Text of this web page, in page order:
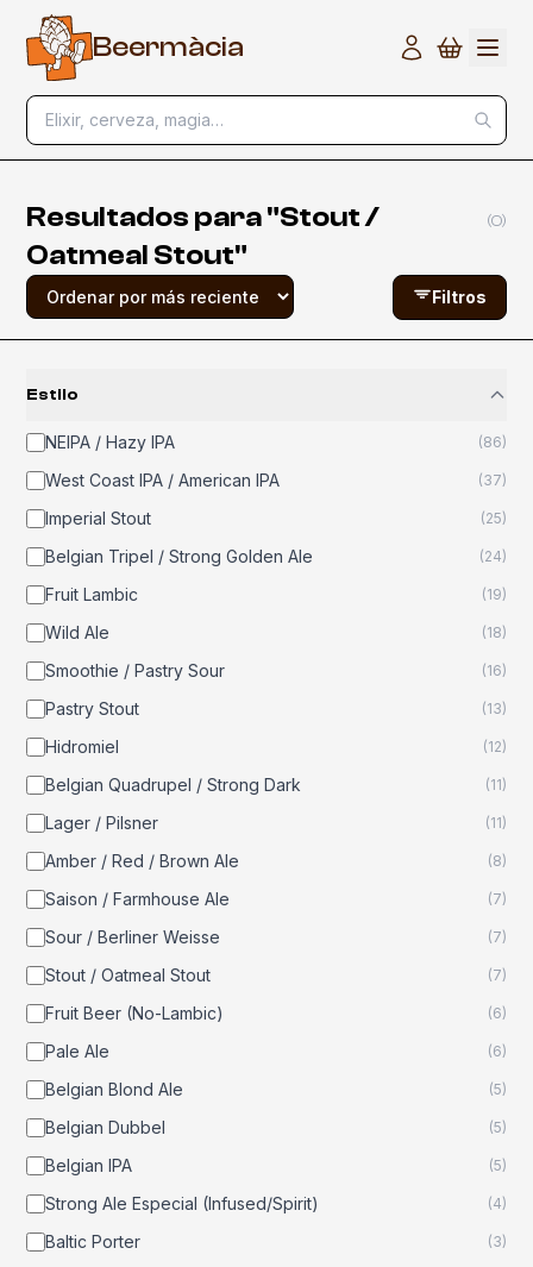
Beermàcia
Elixir, cerveza, magia…
Resultados para "Stout /
Oatmeal Stout"
(0)
Filtros
Estilo
NEIPA / Hazy IPA (86)
West Coast IPA / American IPA (37)
Imperial Stout (25)
Belgian Tripel / Strong Golden Ale (24)
Fruit Lambic (19)
Wild Ale (18)
Smoothie / Pastry Sour (16)
Pastry Stout (13)
Hidromiel (12)
Belgian Quadrupel / Strong Dark (11)
Lager / Pilsner (11)
Amber / Red / Brown Ale (8)
Saison / Farmhouse Ale (7)
Sour / Berliner Weisse (7)
Stout / Oatmeal Stout (7)
Fruit Beer (No-Lambic) (6)
Pale Ale (6)
Belgian Blond Ale (5)
Belgian Dubbel (5)
Belgian IPA (5)
Strong Ale Especial (Infused/Spirit) (4)
Baltic Porter (3)